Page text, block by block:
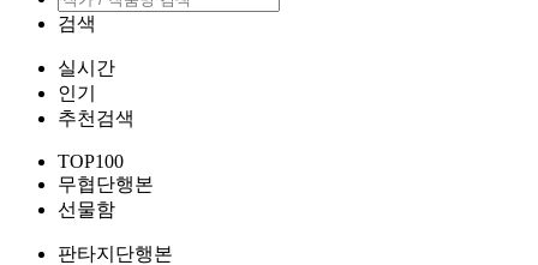
검색
실시간
인기
추천검색
TOP100
무협단행본
선물함
판타지단행본